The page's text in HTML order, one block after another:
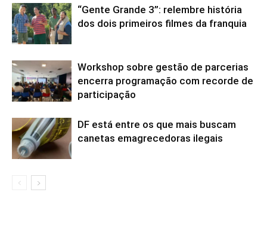
“Gente Grande 3”: relembre história
dos dois primeiros filmes da franquia
Workshop sobre gestão de parcerias
encerra programação com recorde de
participação
DF está entre os que mais buscam
canetas emagrecedoras ilegais